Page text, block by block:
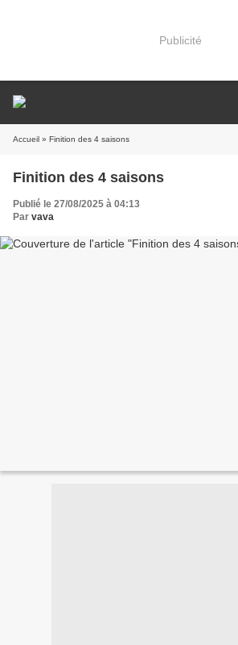
Publicité
Accueil » Finition des 4 saisons
Finition des 4 saisons
Publié le 27/08/2025 à 04:13
Par vava